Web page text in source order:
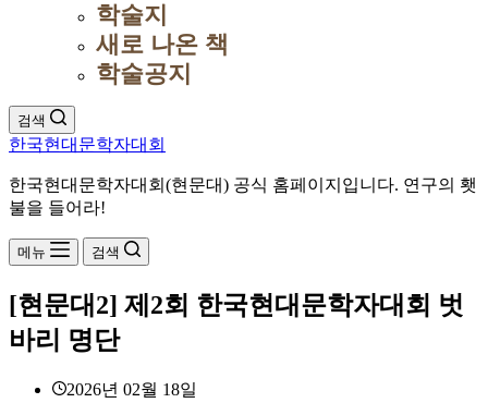
학술지
새로 나온 책
학술공지
검색
한국현대문학자대회
한국현대문학자대회(현문대) 공식 홈페이지입니다. 연구의 횃
불을 들어라!
메뉴 검색
[현문대2] 제2회 한국현대문학자대회 벗
바리 명단
2026년 02월 18일